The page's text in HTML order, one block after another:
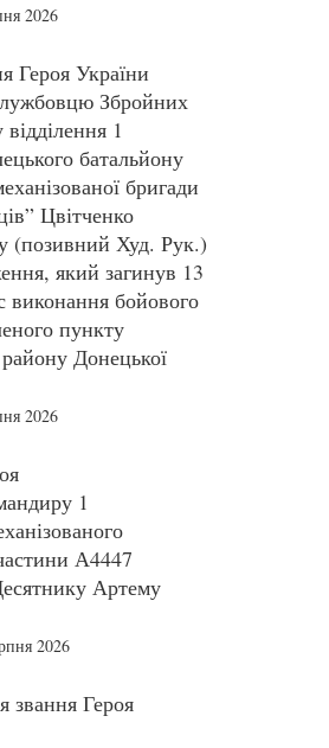
2026
Героя України
Збройних
1
батальйону
бригади
Цвітченко
(позивний Худ. Рук.)
який загинув 13
виконання бойового
пункту
Донецької
2026
1
А4447
Артему
2026
звання Героя